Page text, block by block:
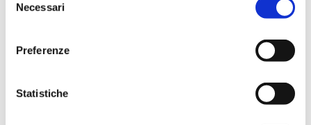
delNecessari
Preferenze
Statistiche
Ottobre 2022